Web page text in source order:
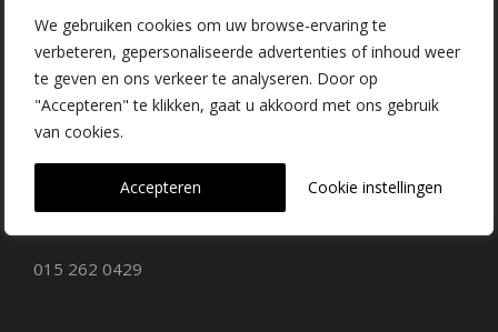
We gebruiken cookies om uw browse-ervaring te
verbeteren, gepersonaliseerde advertenties of inhoud weer
te geven en ons verkeer te analyseren. Door op
"Accepteren" te klikken, gaat u akkoord met ons gebruik
van cookies.
Cookie instellingen
Accepteren
Kwekerij Delfgauw
Vrederustlaan 10
2645 AW Delfgauw
info@dehoogorchids.com
015 262 0429